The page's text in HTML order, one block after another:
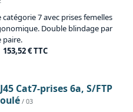
7 avec prises femelles
Double blindage par
paire.
153,52 € TTC
Cat7-prises 6a, S/FTP
/ 03